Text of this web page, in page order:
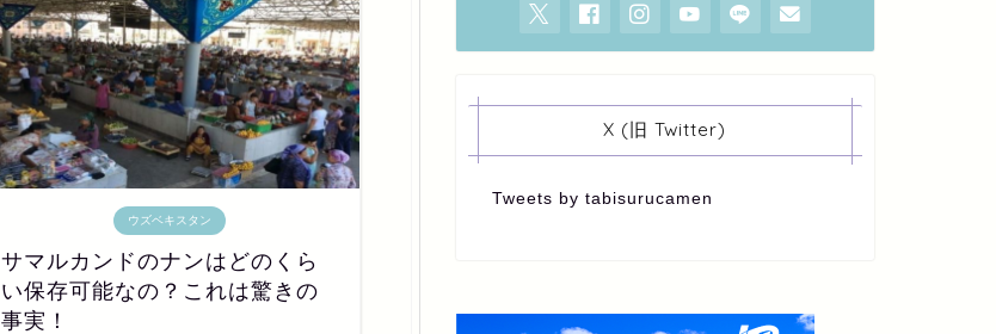
ウズベキスタン
サマルカンドのナンはどのくら
い保存可能なの？これは驚きの
事実！
X (旧 Twitter)
Tweets by tabisurucamen